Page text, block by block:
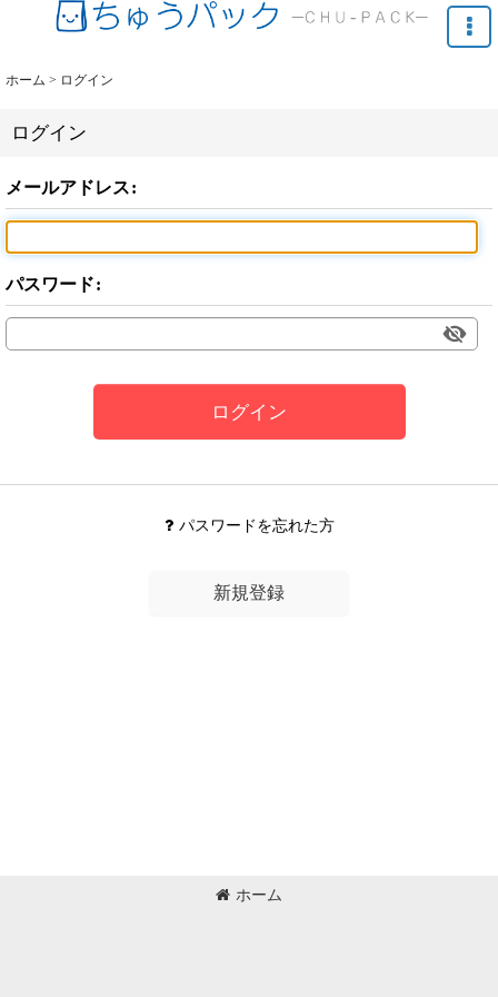
ホーム > ログイン
ログイン
メールアドレス:
パスワード:
ログイン
パスワードを忘れた方
新規登録
ホーム